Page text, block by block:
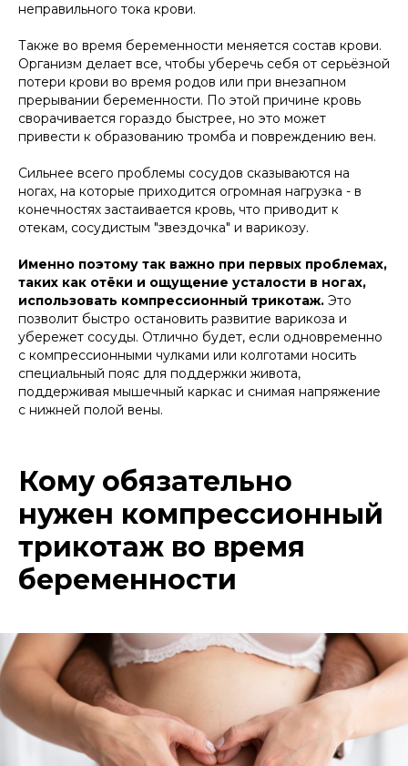
неправильного тока крови.
Также во время беременности меняется состав крови.
Организм делает все, чтобы уберечь себя от серьёзной
потери крови во время родов или при внезапном
прерывании беременности. По этой причине кровь
сворачивается гораздо быстрее, но это может
привести к образованию тромба и повреждению вен.
Сильнее всего проблемы сосудов сказываются на
ногах, на которые приходится огромная нагрузка - в
конечностях застаивается кровь, что приводит к
отекам, сосудистым "звездочка" и варикозу.
Именно поэтому так важно при первых проблемах,
таких как отёки и ощущение усталости в ногах,
использовать компрессионный трикотаж. Это
позволит быстро остановить развитие варикоза и
убережет сосуды. Отлично будет, если одновременно
с компрессионными чулками или колготами носить
специальный пояс для поддержки живота,
поддерживая мышечный каркас и снимая напряжение
с нижней полой вены.
Кому обязательно
нужен компрессионный
трикотаж во время
беременности